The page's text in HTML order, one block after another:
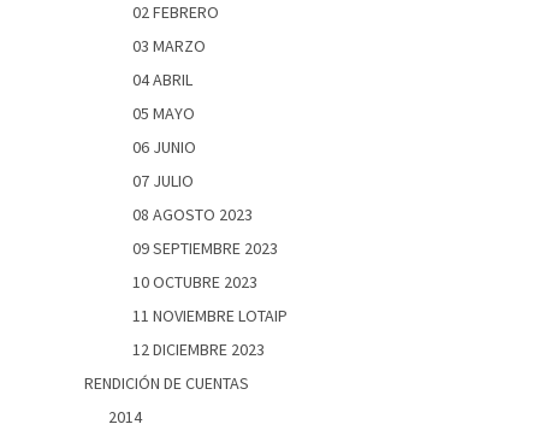
02 FEBRERO
03 MARZO
04 ABRIL
05 MAYO
06 JUNIO
07 JULIO
08 AGOSTO 2023
09 SEPTIEMBRE 2023
10 OCTUBRE 2023
11 NOVIEMBRE LOTAIP
12 DICIEMBRE 2023
RENDICIÓN DE CUENTAS
2014